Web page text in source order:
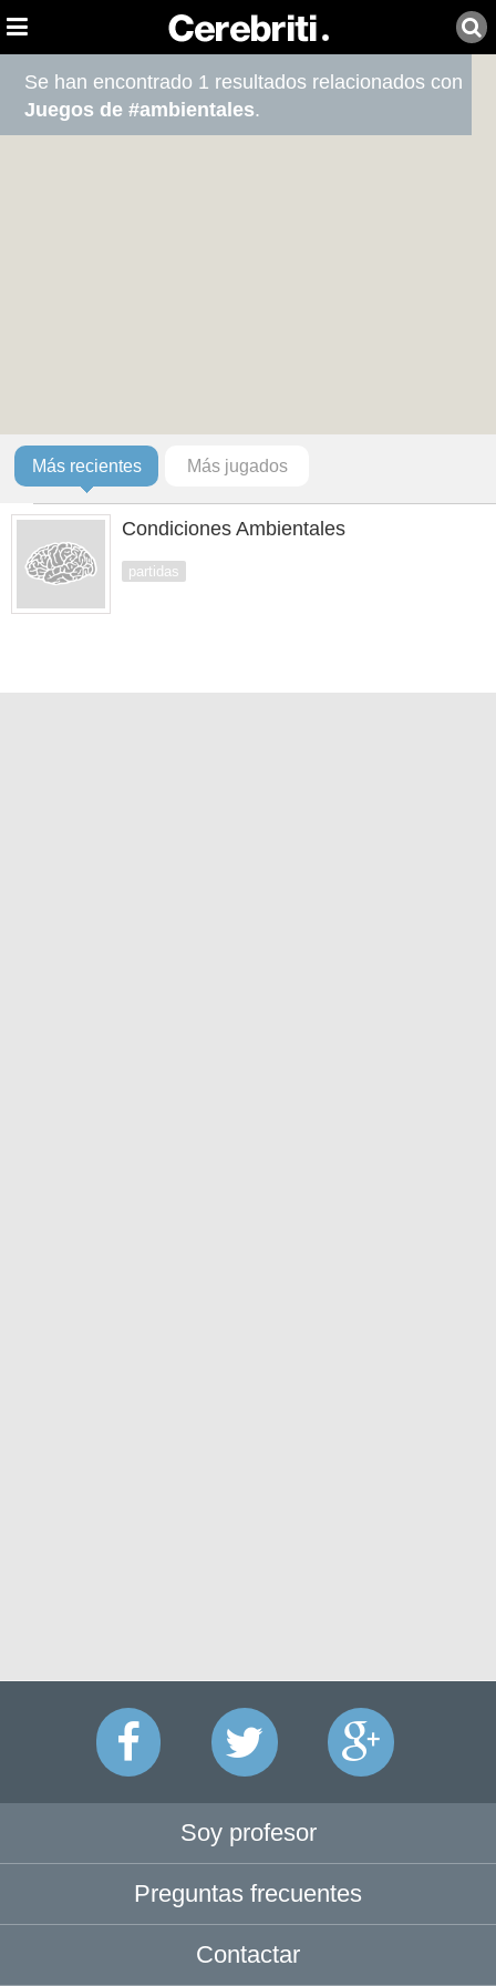
Se han encontrado 1 resultados relacionados con
Juegos de #ambientales.
Más recientes Más jugados
Condiciones Ambientales
partidas
Soy profesor
Preguntas frecuentes
Contactar